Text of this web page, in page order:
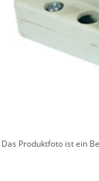
Das Produktfoto ist ein